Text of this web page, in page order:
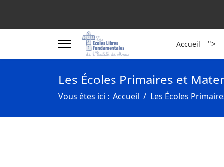
Accueil ">
Les Écoles Primaires et
Vous êtes ici : Accueil Les Écoles